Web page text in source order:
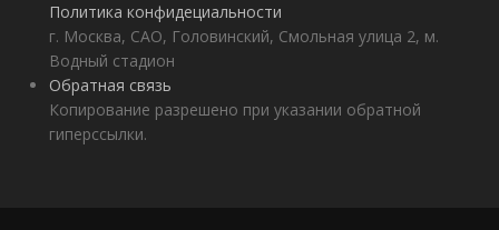
Политика конфидециальности
г. Москва, САО, Головинский, Смольная улица 2, м.
Водный стадион
Обратная связь
Копирование разрешено при указании обратной
гиперссылки.